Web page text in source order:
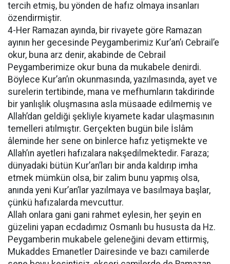
tercih etmiş, bu yönden de hafız olmaya insanları
özendirmiştir.
4-Her Ramazan ayında, bir rivayete göre Ramazan
ayının her gecesinde Peygamberimiz Kur’an’ı Cebrail’e
okur, buna arz denir, akabinde de Cebrail
Peygamberimize okur buna da mukabele denirdi.
Böylece Kur’an’ın okunmasında, yazılmasında, ayet ve
surelerin tertibinde, mana ve mefhumların takdirinde
bir yanlışlık oluşmasına asla müsaade edilmemiş ve
Allah’dan geldiği şekliyle kıyamete kadar ulaşmasının
temelleri atılmıştır. Gerçekten bugün bile İslâm
âleminde her sene on binlerce hafız yetişmekte ve
Allah’ın ayetleri hafızalara nakşedilmektedir. Faraza;
dünyadaki bütün Kur’an’ları bir anda kaldırıp imha
etmek mümkün olsa, bir zalim bunu yapmış olsa,
anında yeni Kur’an’lar yazılmaya ve basılmaya başlar,
çünkü hafızalarda mevcuttur.
Allah onlara gani gani rahmet eylesin, her şeyin en
güzelini yapan ecdadımız Osmanlı bu hususta da Hz.
Peygamberin mukabele geleneğini devam ettirmiş,
Mukaddes Emanetler Dairesinde ve bazı camilerde